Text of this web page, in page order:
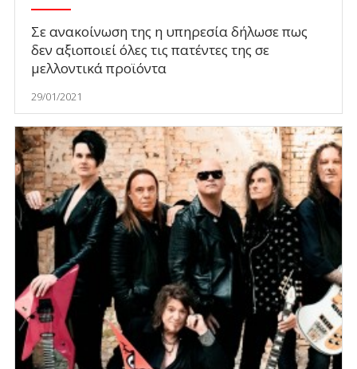
Σε ανακοίνωση της η υπηρεσία δήλωσε πως
δεν αξιοποιεί όλες τις πατέντες της σε
μελλοντικά προϊόντα
29/01/2021